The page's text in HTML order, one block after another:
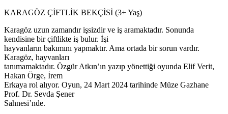
KARAGÖZ ÇİFTLİK BEKÇİSİ (3+ Yaş)
Karagöz uzun zamandır işsizdir ve iş aramaktadır. Sonunda
kendisine bir çiftlikte iş bulur. İşi
hayvanların bakımını yapmaktır. Ama ortada bir sorun vardır.
Karagöz, hayvanları
tanımamaktadır. Özgür Atkın’ın yazıp yönettiği oyunda Elif Verit,
Hakan Örge, İrem
Erkaya rol alıyor. Oyun, 24 Mart 2024 tarihinde Müze Gazhane
Prof. Dr. Sevda Şener
Sahnesi’nde.